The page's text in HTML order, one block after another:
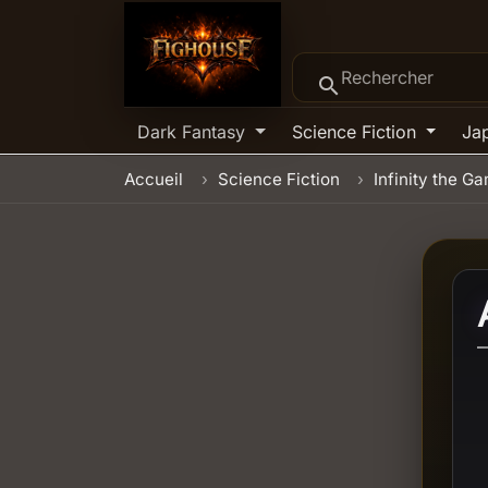
search
Dark Fantasy Science Fiction
Accueil Science Fiction Infinity the